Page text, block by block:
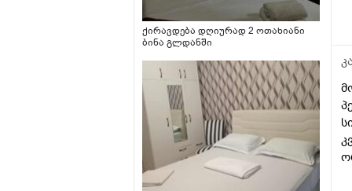
ქირავდება დღიურად 2 ოთახიანი
ბინა გლდანში